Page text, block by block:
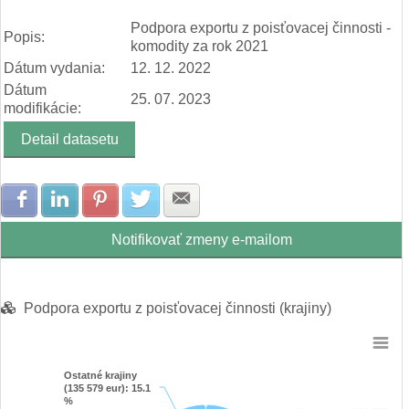
Ostatné komodity (8 918 eur)
Popis:
Podpora exportu z poisťovacej činnosti -
komodity za rok 2021
Dátum vydania:
12. 12. 2022
Dátum
modifikácie:
25. 07. 2023
Detail datasetu
Zdielať na Facebook
Zdielať na LinkedIn
Zdielať na Pinterest
Zdielať na Twitter
Notifikovať zmeny e-mailom
Podpora exportu z poisťovacej činnosti (krajiny)
Pie chart with 11 slices.
Ostatné krajiny
(135 579 eur): 15.1
%
Ostatné krajiny
(135 579 eur): 15.1
%